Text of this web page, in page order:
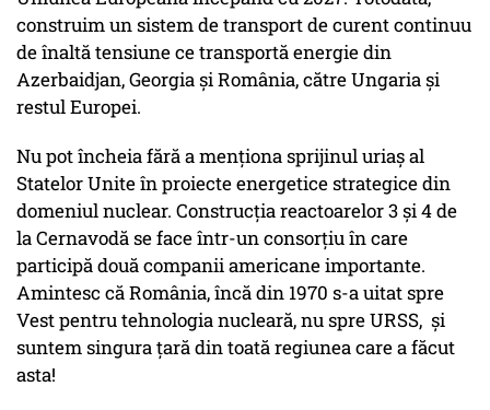
construim un sistem de transport de curent continuu
de înaltă tensiune ce transportă energie din
Azerbaidjan, Georgia și România, către Ungaria și
restul Europei.
Nu pot încheia fără a menționa sprijinul uriaș al
Statelor Unite în proiecte energetice strategice din
domeniul nuclear. Construcția reactoarelor 3 și 4 de
la Cernavodă se face într-un consorțiu în care
participă două companii americane importante.
Amintesc că România, încă din 1970 s-a uitat spre
Vest pentru tehnologia nucleară, nu spre URSS, și
suntem singura țară din toată regiunea care a făcut
asta!